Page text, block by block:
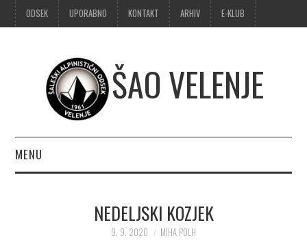
ODSEK UPORABNO KONTAKT ARHIV E-KLUB
ŠAO VELENJE
MENU
NEDELJSKI KOZJEK
9. 9. 2020 MIHA POLH